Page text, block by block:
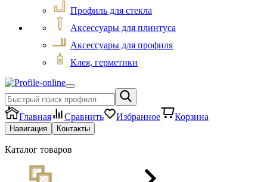
Профиль для стекла
Аксессуары для плинтуса
Аксессуары для профиля
Клея, герметики
Главная Сравнить Избранное Корзина
Навигация Контакты
Каталог товаров